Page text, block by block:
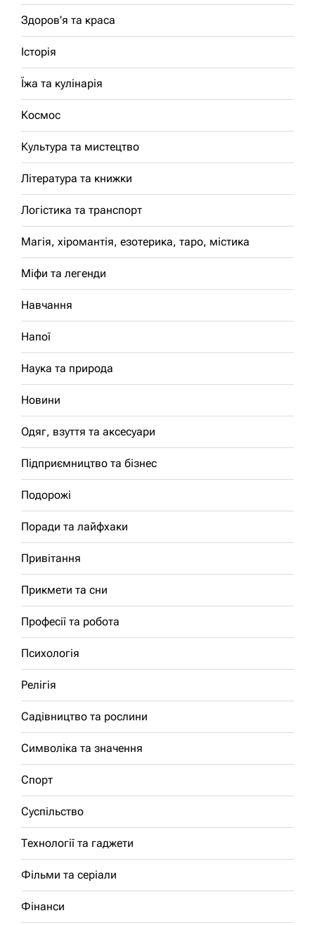
Здоров'я та краса
Історія
Їжа та кулінарія
Космос
Культура та мистецтво
Література та книжки
Логістика та транспорт
Магія, хіромантія, езотерика, таро, містика
Міфи та легенди
Навчання
Напої
Наука та природа
Новини
Одяг, взуття та аксесуари
Підприємництво та бізнес
Подорожі
Поради та лайфхаки
Привітання
Прикмети та сни
Професії та робота
Психологія
Релігія
Садівництво та рослини
Символіка та значення
Спорт
Суспільство
Технології та гаджети
Фільми та серіали
Фінанси